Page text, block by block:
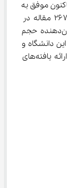
موفق به
انتشار ۳۶۴۲ مقاله در مجلات داخلی و ۲۶۷۵ مقاله در
مجلات بین‌المللی شده است. این ارقام نشان‌دهنده حجم
صورت‌گرفته در این دانشگاه و
تلاش‌های محققان آن در توسعه دانش و ارائه یافته‌های